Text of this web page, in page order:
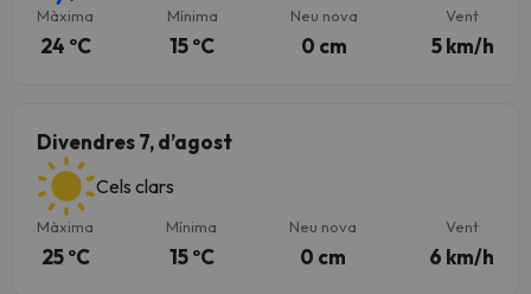
Màxima
24 ºC
Mínima
15 ºC
Neu nova
0 cm
Vent
5 km/h
Divendres 7, d’agost
Cels clars
Màxima
25 ºC
Mínima
15 ºC
Neu nova
0 cm
Vent
6 km/h